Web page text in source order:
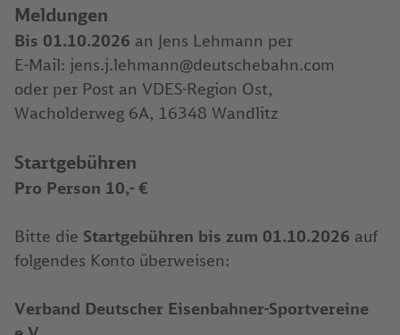
Meldungen
Bis 01.10.2026 an Jens Lehmann per
E-Mail: jens.j.lehmann@deutschebahn.com
oder per Post an VDES-Region Ost,
Wacholderweg 6A, 16348 Wandlitz
Startgebühren
Pro Person 10,- €
Bitte die Startgebühren bis zum 01.10.2026 auf
folgendes Konto überweisen:
Verband Deutscher Eisenbahner-Sportvereine